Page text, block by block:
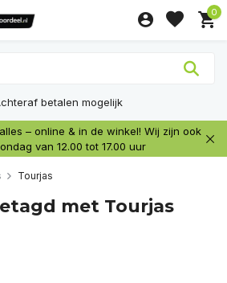
0
betalen mogelijk
– online & in de winkel! Wij zijn ook
van 12.00 tot 17.00 uur
Tourjas
met Tourjas